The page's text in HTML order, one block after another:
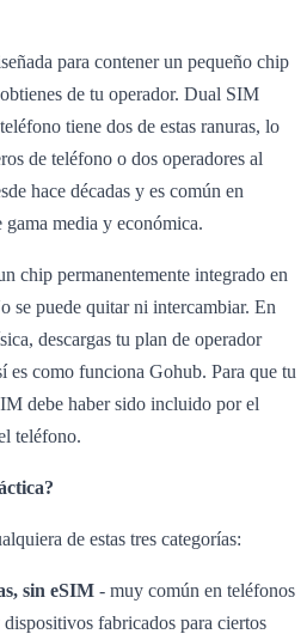
para contener un pequeño chip
de tu operador. Dual SIM
tiene dos de estas ranuras, lo
de teléfono o dos operadores al
hace décadas y es común en
media y económica.
chip permanentemente integrado en
se puede quitar ni intercambiar. En
descargas tu plan de operador
es como funciona Gohub. Para que tu
debe haber sido incluido por el
teléfono.
de estas tres categorías:
sin eSIM - muy común en teléfonos
fabricados para ciertos